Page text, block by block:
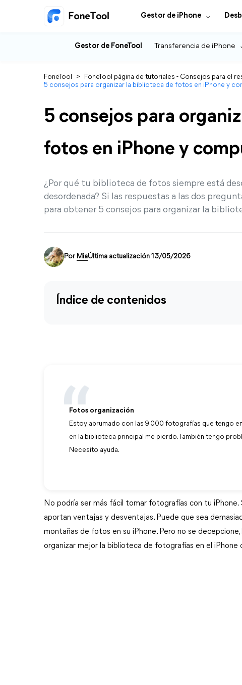
Gestor de iPhone
Gestor de FoneTool Transferencia de iPhone
FoneTool > FoneTool página de tutoriales - Consejos para el
5 consejos para organizar la biblioteca de fotos en iPhone y
5 consejos para
fotos en iPhone y
¿Por qué tu biblioteca de fotos siempre está
desordenada? Si las respuestas a las dos
para obtener 5 consejos para organizar la
Por MiaÚltima actualización 13/05/2026
Índice de contenidos
Fotos organización
Estoy abrumado con las 9.000 fotografías que tengo
en la biblioteca principal me pierdo. También tengo
Necesito ayuda.
No podría ser más fácil tomar fotografías con tu iPhone.
aportan ventajas y desventajas. Puede que sea
montañas de fotos en su iPhone. Pero no se
organizar mejor la biblioteca de fotografías en el iPhone